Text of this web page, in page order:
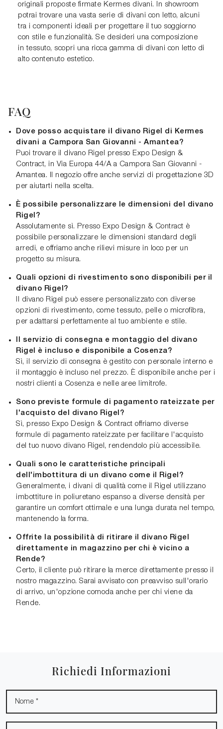
originali proposte firmate Kermes divani. In showroom
potrai trovare una vasta serie di divani con letto, alcuni
tra i componenti ideali per progettare il tuo soggiorno
con stile e funzionalità. Se desideri una composizione
in tessuto, scopri una ricca gamma di divani con letto di
alto contenuto estetico.
FAQ
Dove posso acquistare il divano Rigel di Kermes
divani a Campora San Giovanni - Amantea?
Puoi trovare il divano Rigel presso Expo Design &
Contract, in Via Europa 44/A a Campora San Giovanni -
Amantea. Il negozio offre anche servizi di progettazione 3D
per aiutarti nella scelta.
È possibile personalizzare le dimensioni del divano
Rigel?
Assolutamente sì. Presso Expo Design & Contract è
possibile personalizzare le dimensioni standard degli
arredi, e offriamo anche rilievi misure in loco per un
progetto su misura.
Quali opzioni di rivestimento sono disponibili per il
divano Rigel?
Il divano Rigel può essere personalizzato con diverse
opzioni di rivestimento, come tessuto, pelle o microfibra,
per adattarsi perfettamente al tuo ambiente e stile.
Il servizio di consegna e montaggio del divano
Rigel è incluso e disponibile a Cosenza?
Sì, il servizio di consegna è gestito con personale interno e
il montaggio è incluso nel prezzo. È disponibile anche per i
nostri clienti a Cosenza e nelle aree limitrofe.
Sono previste formule di pagamento rateizzate per
l'acquisto del divano Rigel?
Sì, presso Expo Design & Contract offriamo diverse
formule di pagamento rateizzate per facilitare l'acquisto
del tuo nuovo divano Rigel, rendendolo più accessibile.
Quali sono le caratteristiche principali
dell'imbottitura di un divano come il Rigel?
Generalmente, i divani di qualità come il Rigel utilizzano
imbottiture in poliuretano espanso a diverse densità per
garantire un comfort ottimale e una lunga durata nel tempo,
mantenendo la forma.
Offrite la possibilità di ritirare il divano Rigel
direttamente in magazzino per chi è vicino a
Rende?
Certo, il cliente può ritirare la merce direttamente presso il
nostro magazzino. Sarai avvisato con preavviso sull'orario
di arrivo, un'opzione comoda anche per chi viene da
Rende.
Richiedi Informazioni